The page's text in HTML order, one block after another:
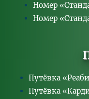
Номер
Номер
Путёвка
Путёвка